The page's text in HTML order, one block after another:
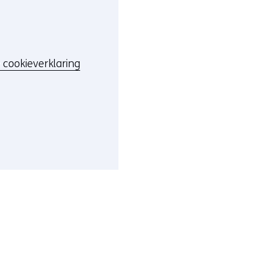
cookieverklaring